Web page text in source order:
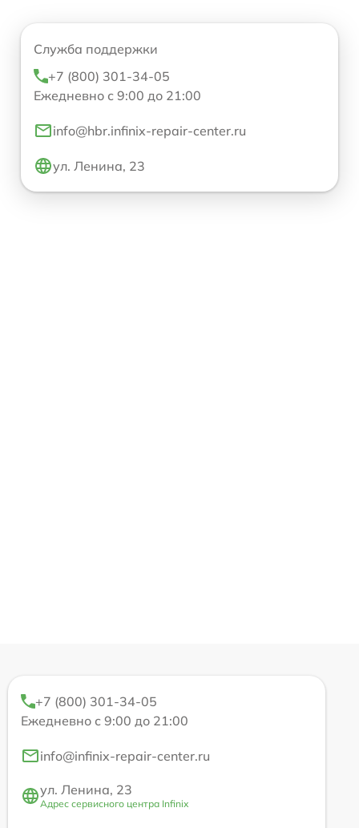
Служба поддержки
+7 (800) 301-34-05
Ежедневно с 9:00 до 21:00
info@hbr.infinix-repair-center.ru
ул. Ленина, 23
+7 (800) 301-34-05
Ежедневно с 9:00 до 21:00
info@infinix-repair-center.ru
ул. Ленина, 23
Адрес сервисного центра Infinix